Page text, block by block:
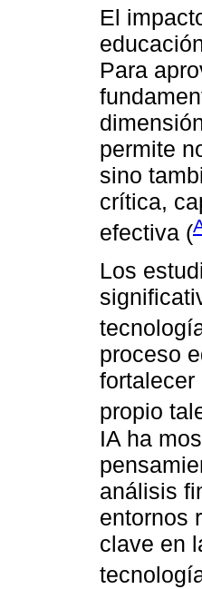
El
Para
permite
sino
crítica,
efectiva (
Los
proceso
fortalecer
propio
IA ha
análisis
entornos
clave en